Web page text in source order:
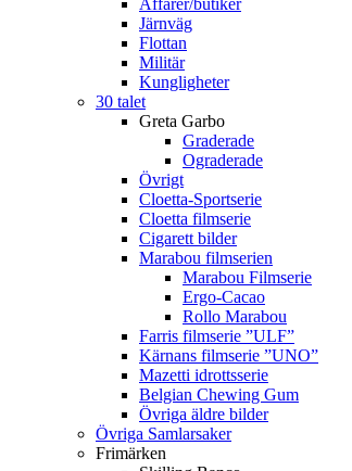
Affärer/butiker
Järnväg
Flottan
Militär
Kungligheter
30 talet
Greta Garbo
Graderade
Ograderade
Övrigt
Cloetta-Sportserie
Cloetta filmserie
Cigarett bilder
Marabou filmserien
Marabou Filmserie
Ergo-Cacao
Rollo Marabou
Farris filmserie ”ULF”
Kärnans filmserie ”UNO”
Mazetti idrottsserie
Belgian Chewing Gum
Övriga äldre bilder
Övriga Samlarsaker
Frimärken